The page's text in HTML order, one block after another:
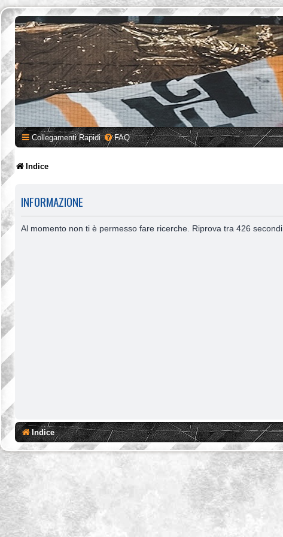
Collegamenti Rapidi FAQ
Indice
INFORMAZIONE
Al momento non ti è permesso fare ricerche. Riprova tra 426 secondi.
Indice